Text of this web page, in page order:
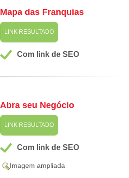
Mapa das Franquias
LINK RESULTADO
Com link de SEO
Abra seu Negócio
LINK RESULTADO
Com link de SEO
Imagem ampliada